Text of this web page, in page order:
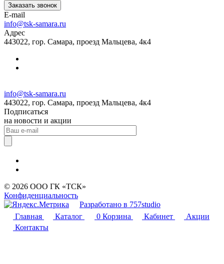
Заказать звонок
E-mail
info@tsk-samara.ru
Адрес
443022, гор. Самара, проезд Мальцева, 4к4
info@tsk-samara.ru
443022, гор. Самара, проезд Мальцева, 4к4
Подписаться
на новости и акции
© 2026 ООО ГК «ТСК»
Конфиденциальность
Разработано в 757studio
Главная
Каталог 0 Корзина Кабинет
Акции
Контакты